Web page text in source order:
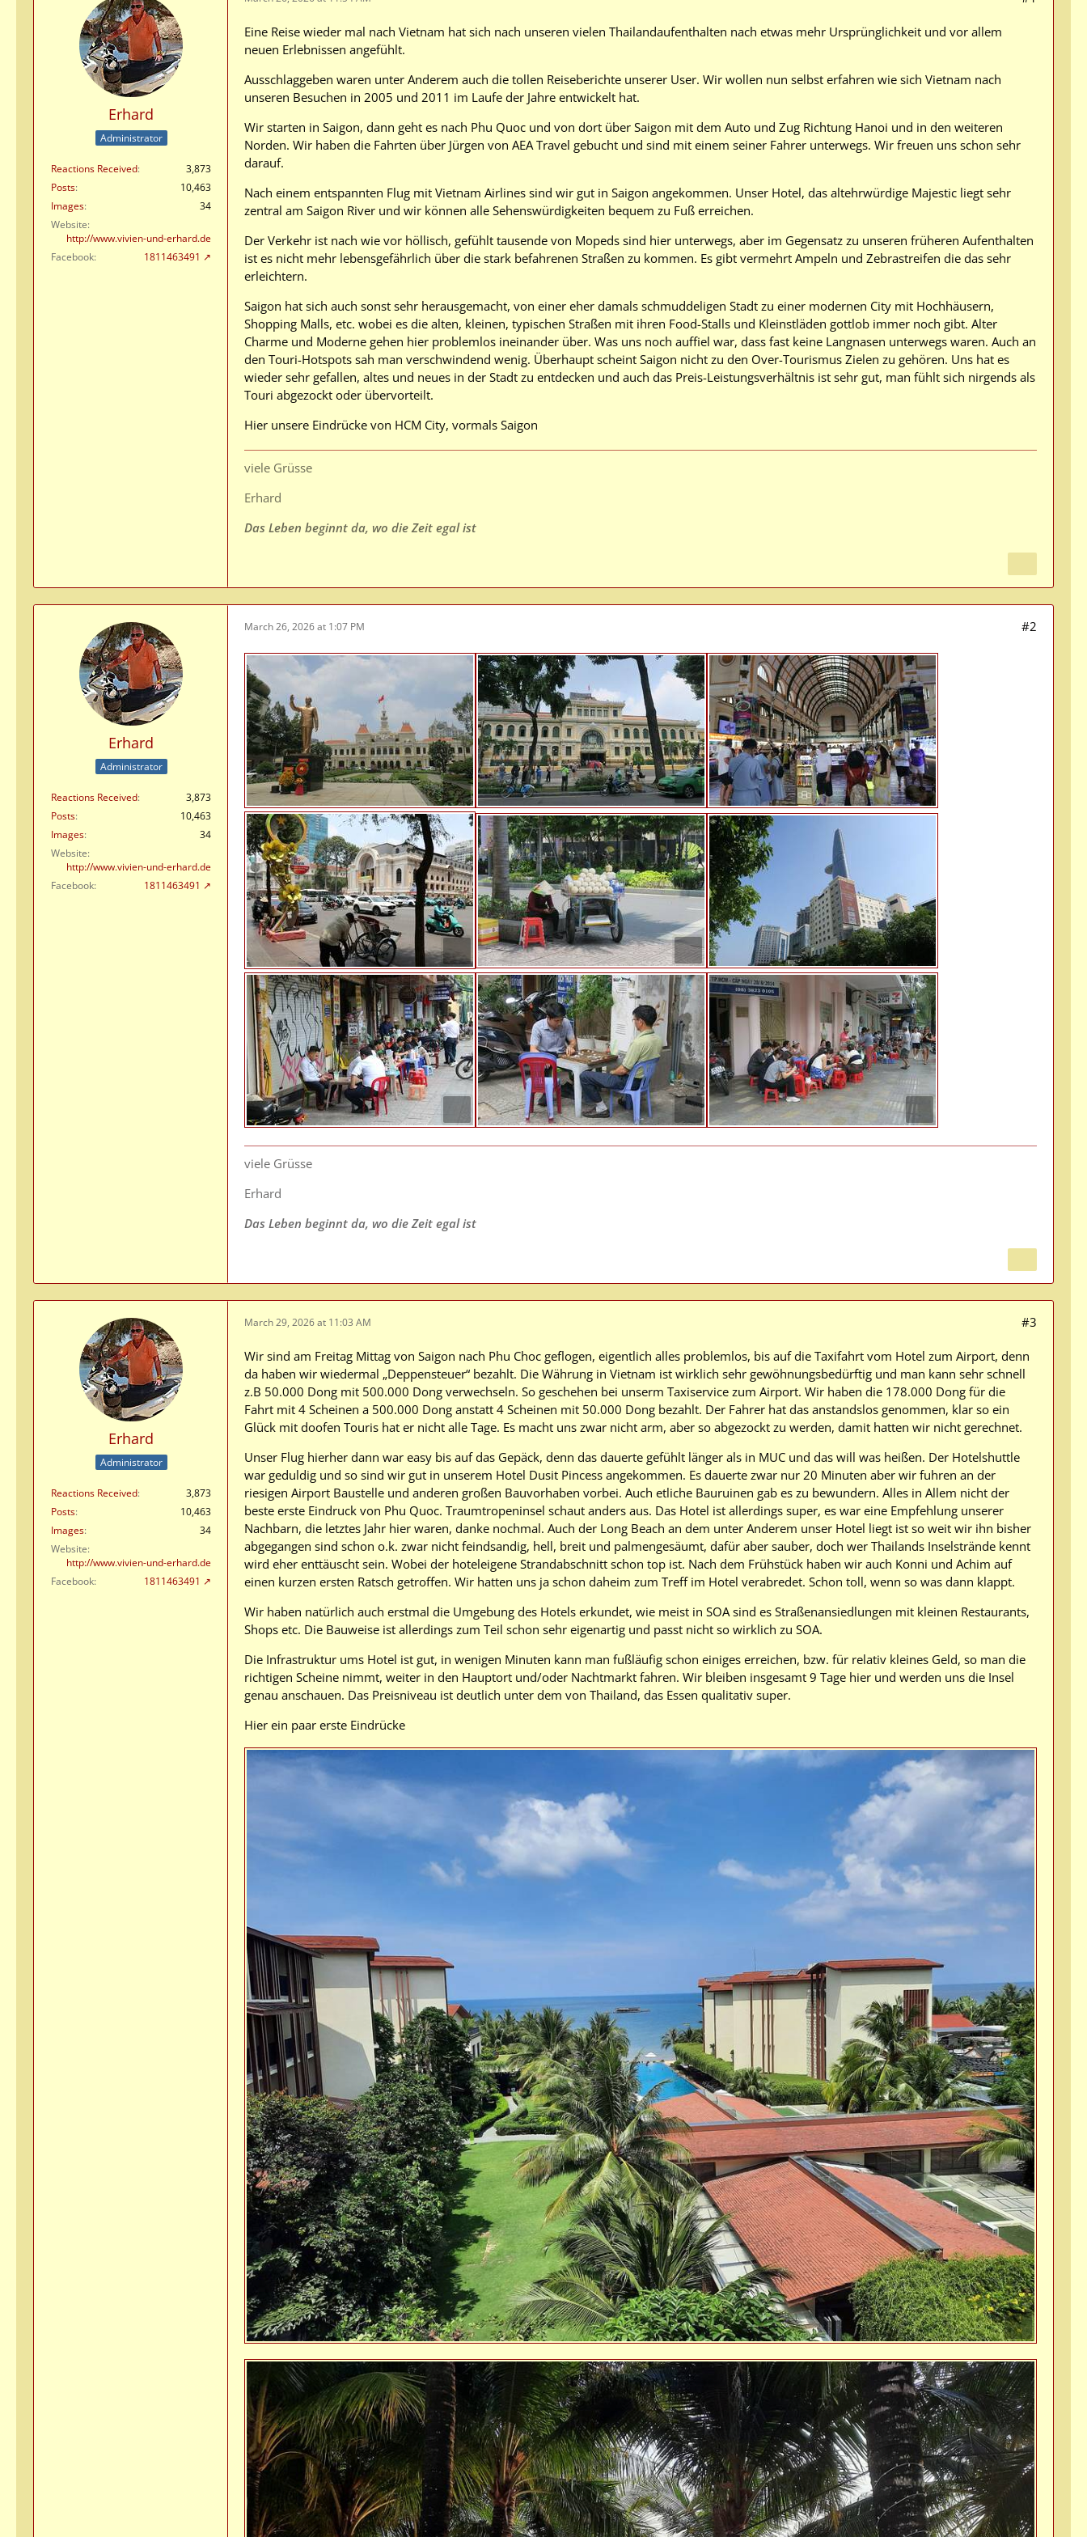
Erhard
Administrator
Reactions Received
3,873
Posts
10,463
Images
34
Website
http://www.vivien-und-erhard.de
Facebook
1811463491
Eine Reise wieder mal nach Vietnam hat sich nach unseren vielen Thailandaufenthalten nach etwas mehr Ursprünglichkeit und vor allem
neuen Erlebnissen angefühlt.
Ausschlaggeben waren unter Anderem auch die tollen Reiseberichte unserer User. Wir wollen nun selbst erfahren wie sich Vietnam nach
unseren Besuchen in 2005 und 2011 im Laufe der Jahre entwickelt hat.
Wir starten in Saigon, dann geht es nach Phu Quoc und von dort über Saigon mit dem Auto und Zug Richtung Hanoi und in den weiteren
Norden. Wir haben die Fahrten über Jürgen von AEA Travel gebucht und sind mit einem seiner Fahrer unterwegs. Wir freuen uns schon sehr
darauf.
Nach einem entspannten Flug mit Vietnam Airlines sind wir gut in Saigon angekommen. Unser Hotel, das altehrwürdige Majestic liegt sehr
zentral am Saigon River und wir können alle Sehenswürdigkeiten bequem zu Fuß erreichen.
Der Verkehr ist nach wie vor höllisch, gefühlt tausende von Mopeds sind hier unterwegs, aber im Gegensatz zu unseren früheren Aufenthalten
ist es nicht mehr lebensgefährlich über die stark befahrenen Straßen zu kommen. Es gibt vermehrt Ampeln und Zebrastreifen die das sehr
erleichtern.
Saigon hat sich auch sonst sehr herausgemacht, von einer eher damals schmuddeligen Stadt zu einer modernen City mit Hochhäusern,
Shopping Malls, etc. wobei es die alten, kleinen, typischen Straßen mit ihren Food-Stalls und Kleinstläden gottlob immer noch gibt. Alter
Charme und Moderne gehen hier problemlos ineinander über. Was uns noch auffiel war, dass fast keine Langnasen unterwegs waren. Auch an
den Touri-Hotspots sah man verschwindend wenig. Überhaupt scheint Saigon nicht zu den Over-Tourismus Zielen zu gehören. Uns hat es
wieder sehr gefallen, altes und neues in der Stadt zu entdecken und auch das Preis-Leistungsverhältnis ist sehr gut, man fühlt sich nirgends als
Touri abgezockt oder übervorteilt.
Hier unsere Eindrücke von HCM City, vormals Saigon
viele Grüsse
Erhard
Das Leben beginnt da, wo die Zeit egal ist
Erhard
Administrator
Reactions Received
3,873
Posts
10,463
Images
34
Website
http://www.vivien-und-erhard.de
Facebook
1811463491
March 26, 2026 at 1:07 PM #2
viele Grüsse
Erhard
Das Leben beginnt da, wo die Zeit egal ist
Erhard
Administrator
Reactions Received
3,873
Posts
10,463
Images
34
Website
http://www.vivien-und-erhard.de
Facebook
1811463491
March 29, 2026 at 11:03 AM #3
Wir sind am Freitag Mittag von Saigon nach Phu Choc geflogen, eigentlich alles problemlos, bis auf die Taxifahrt vom Hotel zum Airport, denn
da haben wir wiedermal „Deppensteuer“ bezahlt. Die Währung in Vietnam ist wirklich sehr gewöhnungsbedürftig und man kann sehr schnell
z.B 50.000 Dong mit 500.000 Dong verwechseln. So geschehen bei unserm Taxiservice zum Airport. Wir haben die 178.000 Dong für die
Fahrt mit 4 Scheinen a 500.000 Dong anstatt 4 Scheinen mit 50.000 Dong bezahlt. Der Fahrer hat das anstandslos genommen, klar so ein
Glück mit doofen Touris hat er nicht alle Tage. Es macht uns zwar nicht arm, aber so abgezockt zu werden, damit hatten wir nicht gerechnet.
Unser Flug hierher dann war easy bis auf das Gepäck, denn das dauerte gefühlt länger als in MUC und das will was heißen. Der Hotelshuttle
war geduldig und so sind wir gut in unserem Hotel Dusit Pincess angekommen. Es dauerte zwar nur 20 Minuten aber wir fuhren an der
riesigen Airport Baustelle und anderen großen Bauvorhaben vorbei. Auch etliche Bauruinen gab es zu bewundern. Alles in Allem nicht der
beste erste Eindruck von Phu Quoc. Traumtropeninsel schaut anders aus. Das Hotel ist allerdings super, es war eine Empfehlung unserer
Nachbarn, die letztes Jahr hier waren, danke nochmal. Auch der Long Beach an dem unter Anderem unser Hotel liegt ist so weit wir ihn bisher
abgegangen sind schon o.k. zwar nicht feindsandig, hell, breit und palmengesäumt, dafür aber sauber, doch wer Thailands Inselstrände kennt
wird eher enttäuscht sein. Wobei der hoteleigene Strandabschnitt schon top ist. Nach dem Frühstück haben wir auch Konni und Achim auf
einen kurzen ersten Ratsch getroffen. Wir hatten uns ja schon daheim zum Treff im Hotel verabredet. Schon toll, wenn so was dann klappt.
Wir haben natürlich auch erstmal die Umgebung des Hotels erkundet, wie meist in SOA sind es Straßenansiedlungen mit kleinen Restaurants,
Shops etc. Die Bauweise ist allerdings zum Teil schon sehr eigenartig und passt nicht so wirklich zu SOA.
Die Infrastruktur ums Hotel ist gut, in wenigen Minuten kann man fußläufig schon einiges erreichen, bzw. für relativ kleines Geld, so man die
richtigen Scheine nimmt, weiter in den Hauptort und/oder Nachtmarkt fahren. Wir bleiben insgesamt 9 Tage hier und werden uns die Insel
genau anschauen. Das Preisniveau ist deutlich unter dem von Thailand, das Essen qualitativ super.
Hier ein paar erste Eindrücke